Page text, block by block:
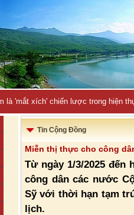
là 'mắt xích' chiến lược trong hiện
Tin Cộng Đồng
Miễn thị thực cho công
Từ ngày 1/3/2025 đến
công dân các nước
Sỹ với thời hạn tạm
lịch.